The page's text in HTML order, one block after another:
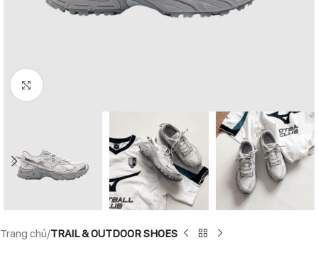
Click to enlarge
Trang chủ TRAIL & OUTDOOR SHOES